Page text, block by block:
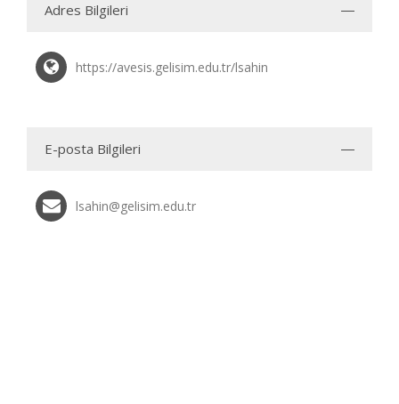
Adres Bilgileri
https://avesis.gelisim.edu.tr/lsahin
E-posta Bilgileri
lsahin@gelisim.edu.tr